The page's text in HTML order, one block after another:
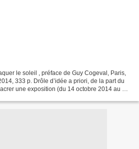
le soleil , préface de Guy Cogeval, Paris,
333 p. Drôle d’idée a priori, de la part du
une exposition (du 14 octobre 2014 au 25